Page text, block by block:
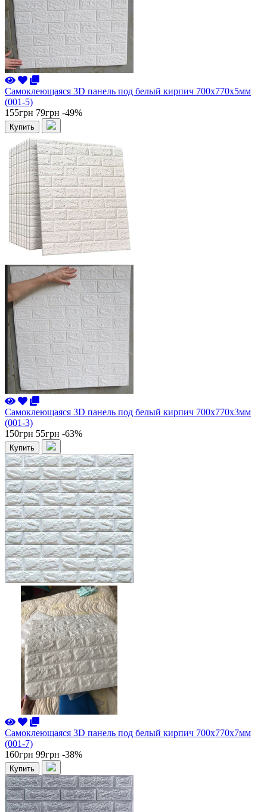
Самоклеющаяся 3D панель под белый кирпич 700x770x5мм
(001-5)
155грн 79грн -49%
Купить
Самоклеющаяся 3D панель под белый кирпич 700x770x3мм
(001-3)
150грн 55грн -63%
Купить
Самоклеющаяся 3D панель под белый кирпич 700x770x7мм
(001-7)
160грн 99грн -38%
Купить